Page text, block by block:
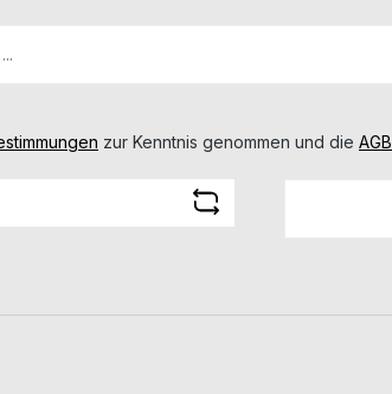
zur Kenntnis genommen und die AGB